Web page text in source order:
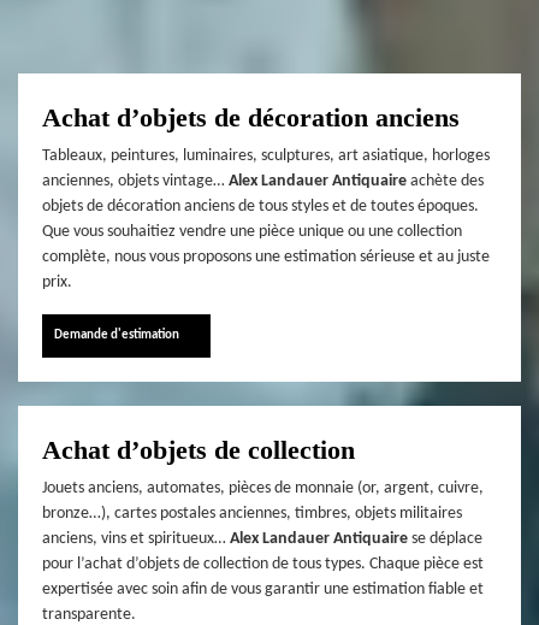
Achat d’objets de décoration anciens
Tableaux, peintures, luminaires, sculptures, art asiatique, horloges
anciennes, objets vintage… Alex Landauer Antiquaire achète des
objets de décoration anciens de tous styles et de toutes époques.
Que vous souhaitiez vendre une pièce unique ou une collection
complète, nous vous proposons une estimation sérieuse et au juste
prix.
Demande d'estimation
Achat d’objets de collection
Jouets anciens, automates, pièces de monnaie (or, argent, cuivre,
bronze…), cartes postales anciennes, timbres, objets militaires
anciens, vins et spiritueux… Alex Landauer Antiquaire se déplace
pour l’achat d’objets de collection de tous types. Chaque pièce est
expertisée avec soin afin de vous garantir une estimation fiable et
transparente.